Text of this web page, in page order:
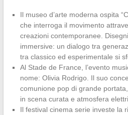
Il museo d’arte moderna ospita
che interroga il movimento
creazioni contemporanee.
immersive: un dialogo tra
tra classico ed esperimentale si
Al Stade de France, l’evento
nome: Olivia Rodrigo. Il suo
comunione pop di grande
in scena curata e atmosfera
Il festival cinema serie investe la